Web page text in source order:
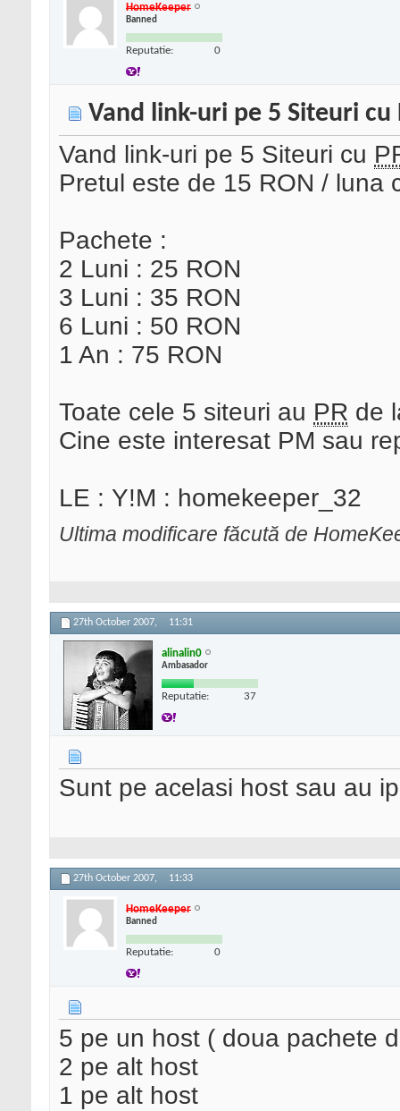
HomeKeeper
Banned
Reputatie: 0
Vand link-uri pe 5 Siteuri cu
Vand link-uri pe 5 Siteuri cu
Pretul este de 15 RON / luna
Pachete :
2 Luni : 25 RON
3 Luni : 35 RON
6 Luni : 50 RON
1 An : 75 RON
Toate cele 5 siteuri au PR de
Cine este interesat PM sau
LE : Y!M : homekeeper_32
Ultima modificare făcută de
27th October 2007, 11:31
alinalin0
Ambasador
Reputatie: 37
Sunt pe acelasi host sau au
27th October 2007, 11:33
HomeKeeper
Banned
Reputatie: 0
5 pe un host ( doua pachete
2 pe alt host
1 pe alt host